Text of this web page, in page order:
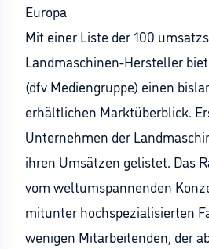
Europa
Mit einer Liste der 100
Landmaschinen-Hersteller
(dfv Mediengruppe) einen
erhältlichen Marktüberblick.
Unternehmen der
ihren Umsätzen gelistet. Das
vom weltumspannenden
mitunter hochspezialisierten
wenigen Mitarbeitenden, der